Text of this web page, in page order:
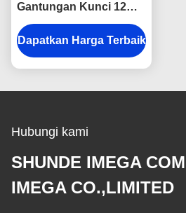
Gantungan Kunci 12mm
Gantungan Kunci Kulit
Massal Hadiah Iklan
Souvenir
Dapatkan Harga Terbaik
Hubungi kami
SHUNDE IMEGA
IMEGA CO.,LIMITED